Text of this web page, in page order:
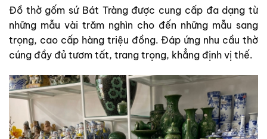
Đồ thờ gốm sứ Bát Tràng được cung cấp đa dạng từ
những mẫu vài trăm nghìn cho đến những mẫu sang
trọng, cao cấp hàng triệu đồng. Đáp ứng nhu cầu thờ
cúng đầy đủ tươm tất, trang trọng, khẳng định vị thế.